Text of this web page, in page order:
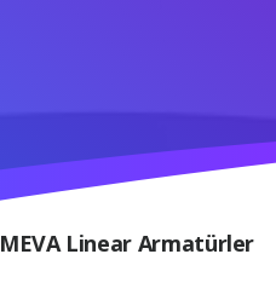
MEVA Linear Armatürler